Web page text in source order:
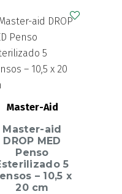
Master-Aid
Master-aid
DROP MED
Penso
5
– 10,5 x
20 cm